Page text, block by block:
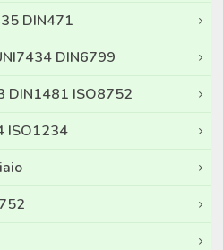
DIN471
DIN6799
DIN1481 ISO8752
ISO1234